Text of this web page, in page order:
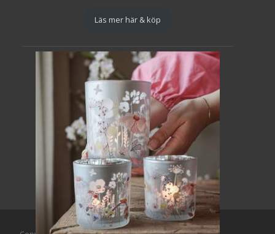
Läs mer här & köp